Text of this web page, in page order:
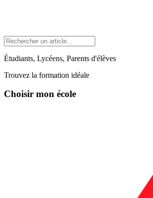
Étudiants, Lycéens, Parents d'élèves
Trouvez la formation idéale
Choisir mon école